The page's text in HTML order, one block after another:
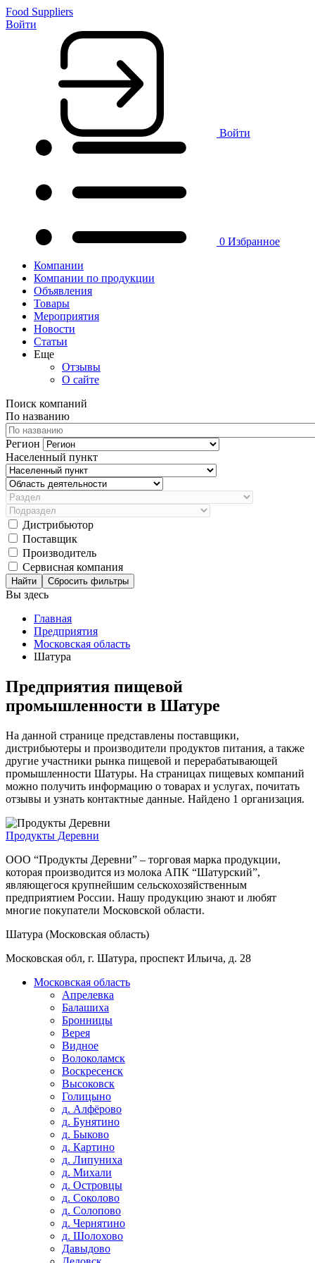
Food Suppliers
Войти
Войти
0 Избранное
Компании
Компании по продукции
Объявления
Товары
Мероприятия
Новости
Статьи
Еще
Отзывы
О сайте
Поиск компаний
По названию
Регион
Населенный пункт
Дистрибьютор
Поставщик
Производитель
Сервисная компания
Сбросить фильтры
Вы здесь
Главная
Предприятия
Московская область
Шатура
Предприятия пищевой
промышленности в Шатуре
На данной странице представлены поставщики,
дистрибьютеры и производители продуктов питания, а также
другие участники рынка пищевой и перерабатывающей
промышленности Шатуры. На страницах пищевых компаний
можно получить информацию о товарах и услугах, почитать
отзывы и узнать контактные данные. Найдено 1 организация.
Продукты Деревни
ООО “Продукты Деревни” – торговая марка продукции,
которая производится из молока АПК “Шатурский”,
являющегося крупнейшим сельскохозяйственным
предприятием России. Нашу продукцию знают и любят
многие покупатели Московской области.
Шатура (Московская область)
Московская обл, г. Шатура, проспект Ильича, д. 28
Московская область
Апрелевка
Балашиха
Бронницы
Верея
Видное
Волоколамск
Воскресенск
Высоковск
Голицыно
д. Алфёрово
д. Бунятино
д. Быково
д. Картино
д. Липуниха
д. Михали
д. Островцы
д. Соколово
д. Солопово
д. Чернятино
д. Шолохово
Давыдово